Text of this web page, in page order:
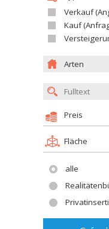
Verkauf
Kauf
Arten
Preis
Fläche
alle